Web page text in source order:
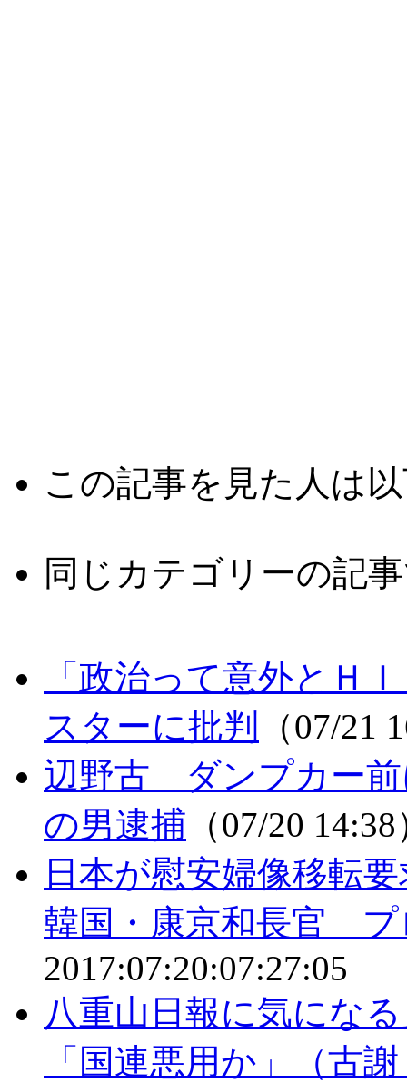
この記事を見た人は
同じカテゴリーの記
「政治って意外とＨ
スターに批判
（07/21
辺野古 ダンプカー前
の男逮捕 （07/20
日本が慰安婦像移転
韓国・康京和長官 プ
2017:07:20:07:27:05
八重山日報に気にな
「国連悪用か」（古